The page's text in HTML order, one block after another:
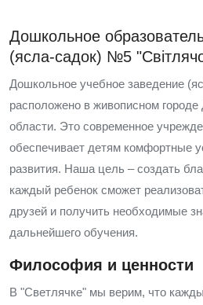
Дошкольное
(ясла-садок) №5
Дошкольное учебное заведение
расположено в живописном
области. Это современное
обеспечивает детям комфортные
развития. Наша цель – создать
каждый ребенок сможет
друзей и получить необходимые
дальнейшего обучения.
Философия и ценности
В "Светлячке" мы верим, что